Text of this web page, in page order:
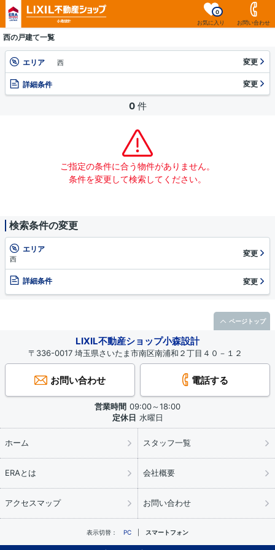
お気に入り
0
お問い合わせ
西の戸建て一覧
エリア 西 変更
詳細条件 変更
0 件
ご指定の条件に合う物件がありません。
条件を変更して検索してください。
検索条件の変更
エリア
西
変更
詳細条件 変更
LIXIL不動産ショップ小森設計
〒336-0017 埼玉県さいたま市南区南浦和２丁目４０－１２
お問い合わせ 電話する
営業時間 09:00～18:00
定休日 水曜日
ホーム スタッフ一覧
ERAとは 会社概要
アクセスマップ お問い合わせ
表示切替： PC スマートフォン
ページトップ